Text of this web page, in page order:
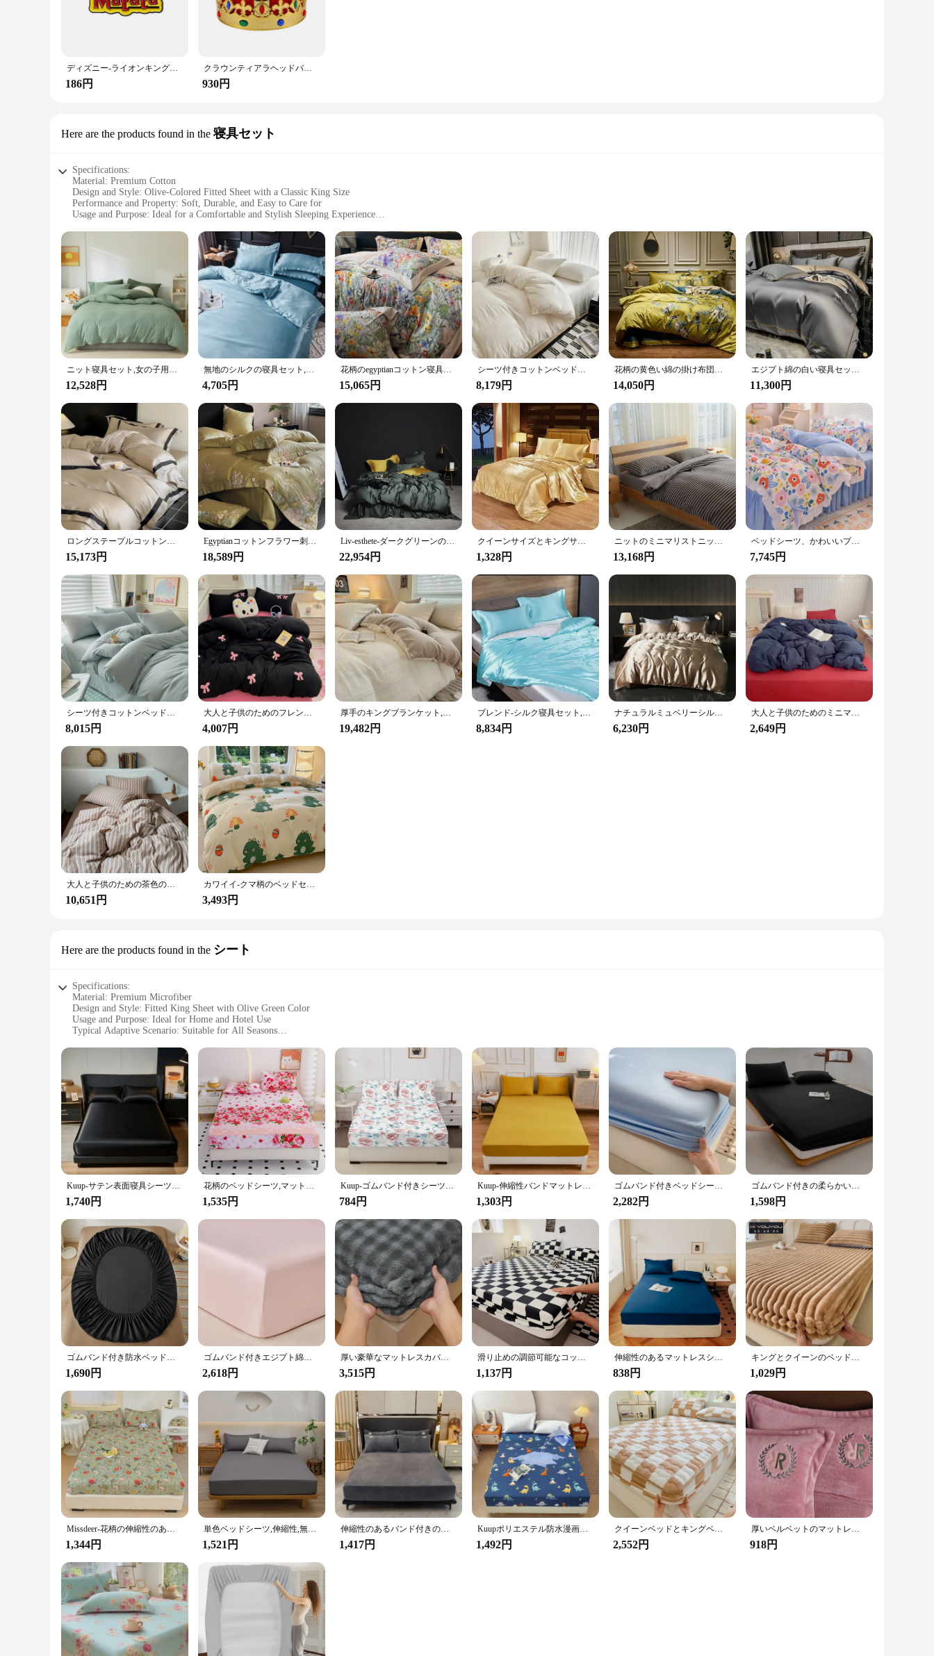
ディズニー-ライオンキングのクリエイティブなエナメルピン、漫画映画、豚、プンバ、ティモン、金属ブローチ、ラペルバッジ、アクセサリー、ファンギフト
186円
クラウンティアラヘッドバンド,イブニングコスチュームアクセサリー,直送
930円
Here are the products found in the 寝具セット
Specifications:
Material: Premium Cotton
Design and Style: Olive-Colored Fitted Sheet with a Classic King Size
Performance and Property: Soft, Durable, and Easy to Care for
Usage and Purpose: Ideal for a Comfortable and Stylish Sleeping Experience
Type and Category: High-Quality Bedding Set
**Elegant Comfort for Your Bedroom**
Step into a world of luxurious comfort with our King Fitted Bed Sheet Olive, a masterpiece of design and craftsmanship. Made from the finest premium cotton, this fitted sheet promises softness that
is gentle on your skin, ensuring a restful night's sleep. The classic olive color adds a touch of elegance to any bedroom decor, making it a versatile addition to your home. Whether you're looking to
refresh your bedding or searching for a wholesale supplier, this product is the perfect choice for vendors and retailers.
**Durability Meets Ease of Care**
Crafted to last, our King Fitted Bed Sheet Olive is not only soft but also durable, standing up to the rigors of daily use. The high-quality fabric resists wear and tear, ensuring that your bedding remains
in pristine condition wash after wash. The easy-care nature of this fitted sheet means you can spend less time on maintenance and more time enjoying your cozy oasis. It's an investment in comfort that
pays off with its longevity and convenience.
**Adaptable and Versatile Bedding Set**
Designed with versatility in mind, this King Fitted Bed Sheet Olive is the perfect companion for a variety of sleeping scenarios. Whether you're looking for a new set for your personal use or for sale
in your store, this bedding set is an excellent choice. The generous size is tailored to fit king-sized mattresses, ensuring a snug and secure fit. It's an ideal set for those who value both style and
practicality, offering a blend of elegance and functionality that is sure to delight.
ニット寝具セット,女の子用寝具セット,綿100%,フィットベッドシーツ,シングル,クイーン,キングサイズ,zip掛け布団カバー,オリーブグリーン
12,528円
無地のシルクの寝具セット,掛け布団カバーと枕カバー,シングルサテンのシーツ,キング,クイーン,ダブル,ツインサイズ
4,705円
花柄のegyptianコットン寝具セット、掛け布団カバー、柔らかい羽毛布団カバー、フラットとフィットベッドシーツ、枕カバー、クイーンとキング、600tc
15,065円
シーツ付きコットンベッドリネンセット,掛け布団カバー,枕カバー,シングル,カップル,キング,クイーン,ダブル,ツインサイズ,ソリッド
8,179円
花柄の黄色い綿の掛け布団カバー,シートセット,サイズクイーン,寝具セット
14,050円
エジプト綿の白い寝具セット,刺embroideryの羽毛布団カバー,フラットシーツ,ベッドリネン,ホテルスタイル,ホームテキスタイル,クイーンサイズとキングサイズ
11,300円
ロングステープルコットン寝具セット、高級羽毛布団カバー、フラットでフィットしたベッドシーツ、枕カバー、無地、ホテルスタイル、クイーンサイズとキングサイズ、100秒
15,173円
Egyptianコットンフラワー刺繍パストラルベッドセットフラット、フィットベッドシーツ、枕カバー、フル、クイーン、キングコンフォーターカバー、1000tc
18,589円
Liv-esthete-ダークグリーンの寝具セット,ピュアシルク100% の豪華な掛け布団カバー,フラットシート,枕カバー,リネン,健康,クイーン,キング
22,954円
クイーンサイズとキングサイズのベッド用のサテンシルク寝具セット,豪華な羽毛布団カバー,シーツ,掛け布団カバー,4個,30個
1,328円
ニットのミニマリストニット寝具セット,ベッドカバー,綿100%,茶色のストライプ,クイーンとキングのマットレス用
13,168円
ベッドシーツ、かわいいプリンセスab、両面フリル、キルトカバー、枕カバー、クイーン、キングサイズ、フィンファッションを備えた頑丈な寝具セット
7,745円
シーツ付きコットンベッドリネンセット,掛け布団カバー,枕カバー,シングル,カップル,キング,クイーン,ダブル,ツインサイズ,ソリッド
8,015円
大人と子供のためのフレンチスタイルの寝具セット,無地,枕カバー付きのカラフルなフラットシート,キングサイズとクイーンサイズ,ブラウンとピンク
4,007円
厚手のキングブランケット,豪華なベッドシーツ,暖かい冬の寝具を備えた高密度のミルクフリース掛け布団カバーセット
19,482円
ブレンド-シルク寝具セット,掛け布団カバー,シルキー,クイーンサイズ,キングサイズ,シーツ,枕カバー,豪華な寝具セット,100%
8,834円
ナチュラルミュベリーシルク寝具セット、ハイエンドサテン滑らかな羽毛布団カバー、ダブルキングとクイーンサイズのベッドシーツ、高級ブレンド
6,230円
大人と子供のためのミニマリストパターンの無地の寝具セット,枕カバー付きのピンクのシーツ,キングサイズとクイーンサイズ
2,649円
大人と子供のための茶色の縞模様の寝具セット,シンプルなスタイル,枕カバー付きのピンクのベッドシーツ,キングサイズとクイーンサイズ,綿100%
10,651円
カワイイ-クマ柄のベッドセット,花柄の羽毛布団カバー,枕カバー,かわいい恐竜の寝具,リネンシーツ,掛け布団,フル,クイーン,キングサイズ
3,493円
Here are the products found in the シート
Specifications:
Material: Premium Microfiber
Design and Style: Fitted King Sheet with Olive Green Color
Usage and Purpose: Ideal for Home and Hotel Use
Typical Adaptive Scenario: Suitable for All Seasons
Performance and Property: Soft, Durable, and Easy to Care for
Features:
|Vendors|
**Luxurious Comfort and Style**
Experience the ultimate blend of luxury and comfort with our King Fitted Bed Sheet Olive. Crafted from premium microfiber, this fitted sheet offers a soft, smooth touch that glides against your skin,
ensuring a restful night's sleep. The olive green color adds a touch of elegance to your bedroom decor, making it a stylish addition to any home or hotel setting.
**Versatile and Durable**
Whether you're looking for a cozy retreat in the winter or a cool, breathable layer in the summer, this fitted sheet is designed to adapt to all seasons. Its durable construction ensures that it withstands
frequent washing and maintains its shape and color over time. The fitted design ensures a snug fit for your mattress, providing a secure and comfortable sleeping surface.
**Ease of Care and Maintenance**
Caring for your King Fitted Bed Sheet Olive is a breeze. The microfiber material is not only soft and comfortable but also highly resistant to wrinkles, making it an ideal choice for those who value
convenience. It's easy to wash and maintain, ensuring that your bed remains fresh and inviting with minimal effort. The fitted sheet is available for wholesale and vendor purchases, making it an
excellent choice for hotels, bed and breakfasts, or anyone looking to stock up on high-quality bedding.
Kuup-サテン表面寝具シーツと枕カバーセット、伸縮性バンド、マットレスカバーの周り、ベッドカバー、100% ポリエステル、3個
1,740円
花柄のベッドシーツ,マットレスカバー,シングル,クイーン,キング
1,535円
Kuup-ゴムバンド付きシーツ、マットレスカバー、ベッドシーツ、クイーンサイズとキングサイズ、枕カバーなし、高品質、90 cm、160 cm、150 cm x 200cm、1個
784円
Kuup-伸縮性バンドマットレスカバー、シーツ、クイーンサイズとキングサイズ、枕カバーは含まれていません、高品質、90 cm、180 cm、150 cm x 200 cm
1,303円
ゴムバンド付きベッドシーツ,シーツ,ベッドカバー,プロテクターカバー,マットレス,シングル,ダブル,キング,クイーンサイズ,綿360, 100%
2,282円
ゴムバンド付きの柔らかい綿のマットレスカバー,ベッドリネン,シングル,ダブル,キング,クイーンサイズ,100, 120, 150, 180, 200
1,598円
ゴムバンド付き防水ベッドシーツ,肌にやさしいマットレスカバー,シングル,ダブル,キング,クイーンベッド,140, 150, 160x200
1,690円
ゴムバンド付きエジプト綿シーツ,柔らかく調節可能なマットレスカバー,シングル,ダブル,キング,クイーンベッド,800tc,豪華
2,618円
厚い豪華なマットレスカバー,ベッドシーツ,パッドプロテクター,暖かく,柔らかい,キング,クイーン,キルティング,フィット,装飾,90, 120, 150x200cm,冬
3,515円
滑り止めの調節可能なコットンフィットシート、伸縮性のあるバンド付き、ダブル、キング、クイーンベッド用のマットレスカバー、140x200、160x200、200x200cm
1,137円
伸縮性のあるマットレスシーツ,枕カバーなし,クイーンサイズとキングサイズ用,高品質,140/160/150x200cm,1部屋
838円
キングとクイーンのベッド用の柔らかいベルベットのマットレスカバー,暖かくて厚いシーツ,シーツ,学生寮の保護,冬
1,029円
Missdeer-花柄の伸縮性のあるベッドシーツセット,枕カバーなしのシーツ,シングル,クイーン,キングサイズ,ダブル
1,344円
単色ベッドシーツ,伸縮性,無地,ダークグレー,ベッドシーツ,シングル,クイーン,キングベッド,リネン,サバンナカmatrimonialシート
1,521円
伸縮性のあるバンド付きの柔らかいベルベットシーツ,調節可能な滑り止めマットレスカバー,シングル,ダブル,キング,クイーンベッド,160x200cm
1,417円
Kuupポリエステル防水漫画シーツ、特大ベッドカバー、枕カバーなし、弾性バンド、周りのマットレス、360 °
1,492円
クイーンベッドとキングベッド用の厚いベルベットのベッドシーツ,モノクロのマットレスカバー,長いフリース,柔らかくフィットしたぬいぐるみ
2,552円
厚いベルベットのマットレスカバー,パッド入りカバー,暖かく,柔らかく,キング,クイーン,キルティング,フィット,140 cm, 150 cm, 160 cm, 180 cm, 180 cm,cm 200cm、冬
918円